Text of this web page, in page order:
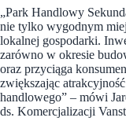
„Park Handlowy
nie tylko wygodnym
lokalnej gospodarki.
zarówno w okresie
oraz przyciąga
zwiększając
handlowego” – mówi
ds. Komercjalizacji